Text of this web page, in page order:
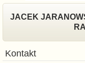
JACEK
Kontakt